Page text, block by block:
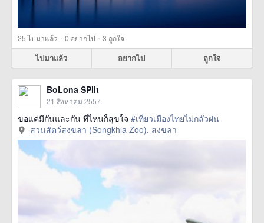
25ไปมาแล้ว · 0 อยากไป · 3 ถูกใจ
ไปมาแล้ว อยากไป ถูกใจ
BoLona SPlit
21 สิงหาคม 2557
ขอแค่มีกันและกัน ที่ไหนก็สุขใจ #เที่ยวเมืองไทยไม่กลัวฝน
สวนสัตว์สงขลา (Songkhla Zoo), สงขลา